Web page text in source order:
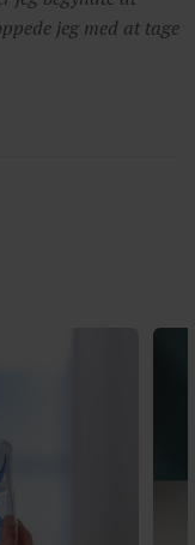
jeg med at tage